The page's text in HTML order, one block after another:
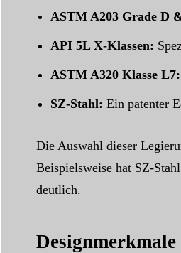
ASTM A203 Grade D
API 5L X-Klassen:
ASTM A320 Klasse L7:
SZ-Stahl: Ein patenter
Die Auswahl dieser
Beispielsweise hat SZ-
deutlich.